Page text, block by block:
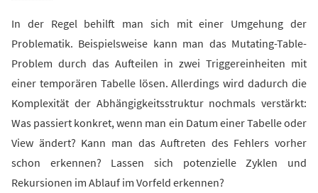
In der Regel behilft man sich mit einer Umgehung der
Problematik. Beispielsweise kann man das Mutating-Table-
Problem durch das Aufteilen in zwei Triggereinheiten mit
einer temporären Tabelle lösen. Allerdings wird dadurch die
Komplexität der Abhängigkeitsstruktur nochmals verstärkt:
Was passiert konkret, wenn man ein Datum einer Tabelle oder
View ändert? Kann man das Auftreten des Fehlers vorher
schon erkennen? Lassen sich potenzielle Zyklen und
Rekursionen im Ablauf im Vorfeld erkennen?